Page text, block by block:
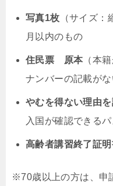
写真1枚 （サイズ
月以内のもの
住民票 原本（本
ナンバーの記載がな
やむを得ない理由
入国が確認できるパ
高齢者講習終了証
※70歳以上の方は、申